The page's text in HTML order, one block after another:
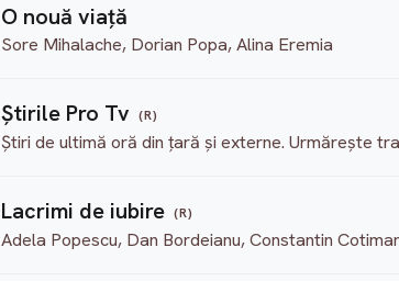
O nouă viață
Sore Mihalache, Dorian Popa, Alina Eremia
Ştirile Pro Tv (R)
Știri de ultimă oră din țară și externe. Urmărește
Lacrimi de iubire (R)
Adela Popescu, Dan Bordeianu, Constantin